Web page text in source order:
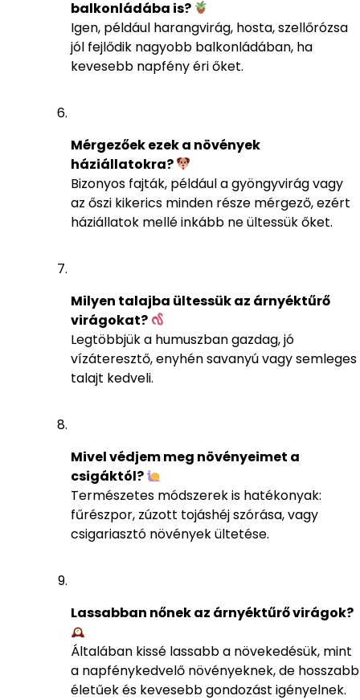
balkonládába is?
Igen, például harangvirág, hosta, szellőrózsa
jól fejlődik nagyobb balkonládában, ha
kevesebb napfény éri őket.
Mérgezőek ezek a növények
háziállatokra?
Bizonyos fajták, például a gyöngyvirág vagy
az őszi kikerics minden része mérgező, ezért
háziállatok mellé inkább ne ültessük őket.
Milyen talajba ültessük az árnyéktűrő
virágokat?
Legtöbbjük a humuszban gazdag, jó
vízáteresztő, enyhén savanyú vagy semleges
talajt kedveli.
Mivel védjem meg növényeimet a
csigáktól?
Természetes módszerek is hatékonyak:
fűrészpor, zúzott tojáshéj szórása, vagy
csigariasztó növények ültetése.
Lassabban nőnek az árnyéktűrő virágok?
Általában kissé lassabb a növekedésük, mint
a napfénykedvelő növényeknek, de hosszabb
életűek és kevesebb gondozást igényelnek.